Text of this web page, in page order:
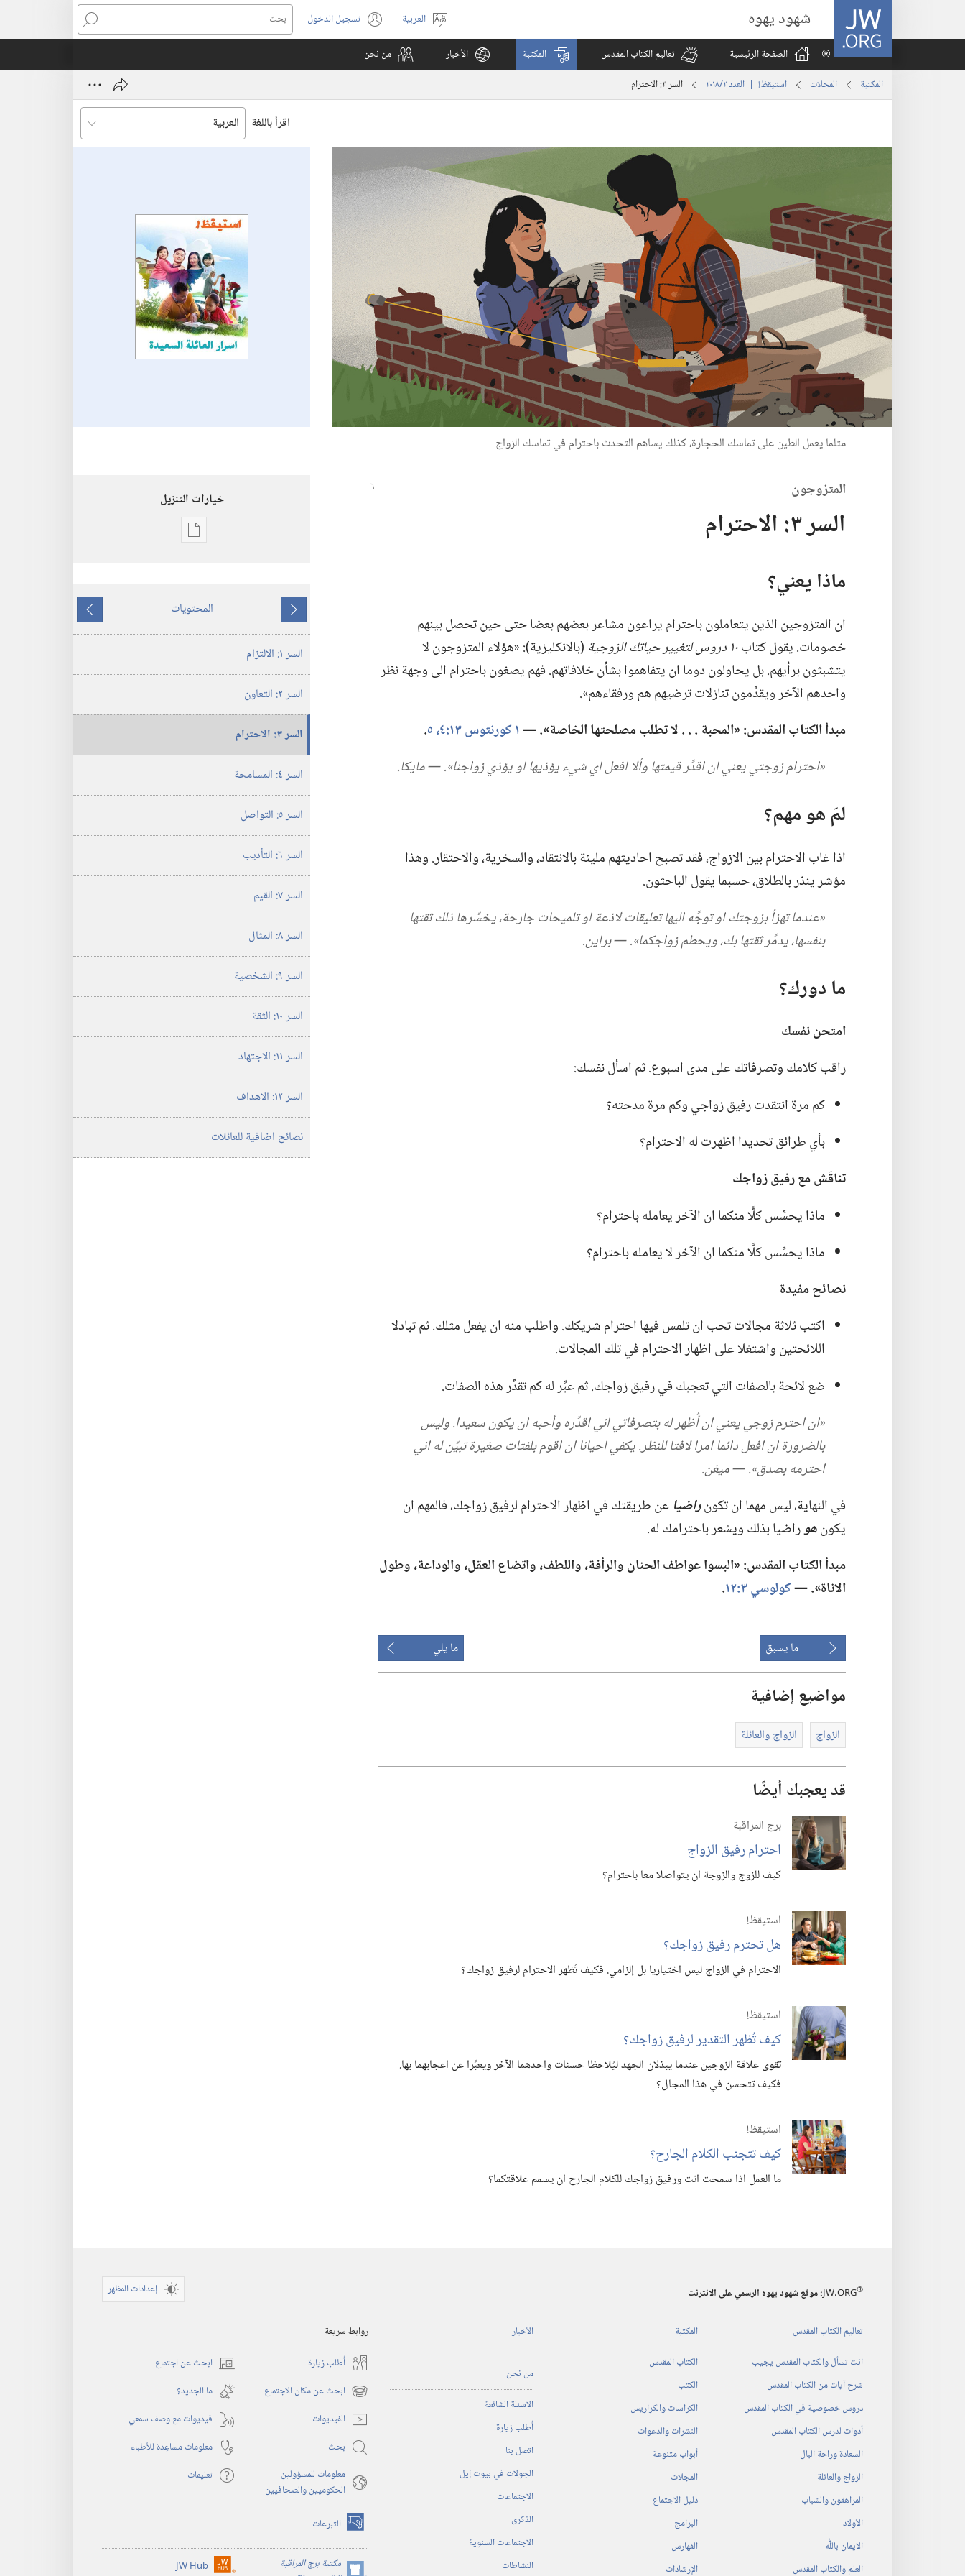
JW.ORG شهود يهوه
اختر
اللغة
العربية تسجيل الدخول
(يفتح
نافذة
بحث
الصفحة الرئيسية
تعاليم الكتاب المقدس المكتبة الأخبار من نحن
المكتبة المجلات استيقظ‏!‏ | العدد ‏‎٢‎/‏‎٢٠١٨‎ السر ٣:‏ الاحترام
اقرأ باللغة
مثلما يعمل الطين على تماسك الحجارة،‏ كذلك يساهم التحدث باحترام في تماسك الزواج
المتزوجون
السر ٣:‏ الاحترام
ماذا يعني؟‏
ان المتزوجين الذين يتعاملون باحترام يراعون مشاعر بعضهم بعضا حتى حين تحصل بينهم
خصومات.‏ يقول كتاب١٠ دروس لتغيير حياتك الزوجية
(‏بالانكليزية)‏:‏ «هؤلاء المتزوجون لا
يتشبثون برأيهم.‏ بل يحاولون دوما ان يتفاهموا بشأن خلافاتهم.‏ فهم يصغون باحترام الى وجهة نظر
واحدهم الآخر ويقدِّمون تنازلات ترضيهم هم ورفقاءهم».‏
مبدأ الكتاب المقدس:‏ «المحبة .‏ .‏ .‏ لا تطلب مصلحتها الخاصة».‏ —‏١ كورنثوس ١٣:‏٤،‏ ٥
‏.‏
‏«احترام زوجتي يعني ان اقدِّر قيمتها وألا افعل اي شيء يؤذيها او يؤذي زواجنا».‏ —‏ مايكا.‏
لمَ هو مهم؟‏
اذا غاب الاحترام بين الازواج،‏ فقد تصبح احاديثهم مليئة بالانتقاد،‏ والسخرية،‏ والاحتقار.‏ وهذا
مؤشر ينذر بالطلاق،‏ حسبما يقول الباحثون.‏
‏«عندما تهزأ بزوجتك او توجِّه اليها تعليقات لاذعة او تلميحات جارحة،‏ يخسِّرها ذلك ثقتها
بنفسها،‏ يدمِّر ثقتها بك،‏ ويحطم زواجكما».‏ —‏ براين.‏
ما دورك؟‏
امتحن نفسك
راقب كلامك وتصرفاتك على مدى اسبوع.‏ ثم اسأل نفسك:‏
كم مرة انتقدت رفيق زواجي وكم مرة مدحته؟‏
بأي طرائق تحديدا اظهرت له الاحترام؟‏
تناقَش مع رفيق زواجك
ماذا يحسِّس كلًّا منكما ان الآخر يعامله باحترام؟‏
ماذا يحسِّس كلًّا منكما ان الآخر لا يعامله باحترام؟‏
نصائح مفيدة
اكتب ثلاثة مجالات تحب ان تلمس فيها احترام شريكك.‏ واطلب منه ان يفعل مثلك.‏ ثم تبادلا
اللائحتين واشتغلا على اظهار الاحترام في تلك المجالات.‏
ضع لائحة بالصفات التي تعجبك في رفيق زواجك.‏ ثم عبِّر له كم تقدِّر هذه الصفات.‏
‏«ان احترم زوجي يعني ان أُظهر له بتصرفاتي اني اقدِّره وأحبه ان يكون سعيدا.‏ وليس
بالضرورة ان افعل دائما امرا لافتا للنظر.‏ يكفي احيانا ان اقوم بلفتات صغيرة تبيِّن له اني
احترمه بصدق».‏ —‏ ميغن.‏
في النهاية،‏ ليس مهما ان تكونراضيا عن طريقتك في اظهار الاحترام لرفيق زواجك،‏ فالمهم ان
يكونهوراضيا بذلك ويشعر باحترامك له.‏
مبدأ الكتاب المقدس:‏ «البسوا عواطف الحنان والرأفة،‏ واللطف،‏ واتضاع العقل،‏ والوداعة،‏ وطول
الاناة».‏ —‏كولوسي ٣:‏١٢ ‏.‏
ما يسبق ما يلي
مواضيع إضافية
الزواج الزواج والعائلة
قد يعجبك أيضًا
برج المراقبة
احترام رفيق الزواج
كيف للزوج والزوجة ان يتواصلا معا باحترام؟‏
استيقظ‏!‏
هل تحترم رفيق زواجك؟‏
الاحترام في الزواج ليس اختياريا بل إلزامي.‏ فكيف تُظهر الاحترام لرفيق زواجك؟‏
استيقظ‏!‏
كيف تُظهر التقدير لرفيق زواجك؟‏
تقوى علاقة الزوجين عندما يبذلان الجهد ليُلاحظا حسنات واحدهما الآخر ويعبِّرا عن اعجابهما بها.‏
فكيف تتحسن في هذا المجال؟‏
استيقظ‏!‏
كيف تتجنب الكلام الجارح؟‏
ما العمل اذا سمحت انت ورفيق زواجك للكلام الجارح ان يسمم علاقتكما؟‏
خيارات التنزيل
خيارات
اسرار
العائلة
ما
يسبق
المحتويات
ما
يلي
السر ١:‏ الالتزام
السر ٢:‏ التعاون
السر ٣:‏ الاحترام
السر ٤:‏ المسامحة
السر ٥:‏ التواصل
السر ٦:‏ التأديب
السر ٧:‏ القيم
السر ٨:‏ المثال
السر ٩:‏ الشخصية
السر ١٠:‏ الثقة
السر ١١:‏ الاجتهاد
السر ١٢:‏ الاهداف
نصائح اضافية للعائلات
JW.ORG® :‏ موقع شهود يهوه الرسمي على الانترنت إعدادات المظهر
تعاليم الكتاب المقدس
انت تسأل والكتاب المقدس يجيب
شرح آيات من الكتاب المقدس
دروس خصوصية في الكتاب المقدس
أدوات لدرس الكتاب المقدس
السعادة وراحة البال
الزواج والعائلة
المراهقون والشباب
الأولاد
الايمان باللّٰه
العلم والكتاب المقدس
المكتبة
الكتاب المقدس
الكتب
الكراسات والكراريس
النشرات والدعوات
أبواب متنوعة
المجلات
دليل الاجتماع
البرامج
الفهارس
الإرشادات
الأخبار
من نحن
الاسئلة الشائعة
أُطلب زيارة
اتصل بنا
الجولات في بيوت إيل
الاجتماعات
الذكرى
الاجتماعات السنوية
النشاطات
روابط سريعة
أُطلب زيارة
ابحث عن اجتماع (يفتح
نافذة
جديدة)
ابحث عن مكان الاجتماع (يفتح
نافذة
ما الجديد؟‏
الفيديوات
فيديوات مع وصف سمعي
بحث
معلومات مساعِدة للأطباء
معلومات للمسؤولين
الحكوميين والصحافيين
تعليمات
التبرعات (يفتح
نافذة
جديدة) مكتبة برج المراقبة
JW Hub